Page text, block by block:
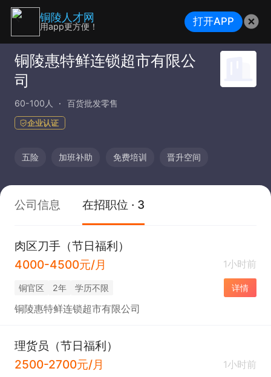
铜陵惠特鲜连锁超市有限公
司
60-100人 百货批发零售
企业认证
五险 加班补助 免费培训 晋升空间
公司信息 在招职位 · 3
肉区刀手（节日福利）
4000-4500元/月
1小时前
铜官区 2年 学历不限 详情
铜陵惠特鲜连锁超市有限公司
理货员（节日福利）
2500-2700元/月
1小时前
铜陵人才网
用app更方便！ 打开APP